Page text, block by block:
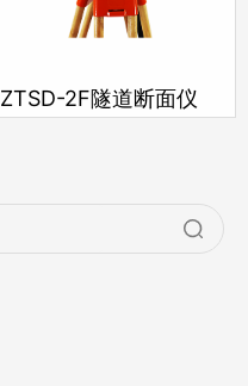
ZTSD-2F隧道断面仪